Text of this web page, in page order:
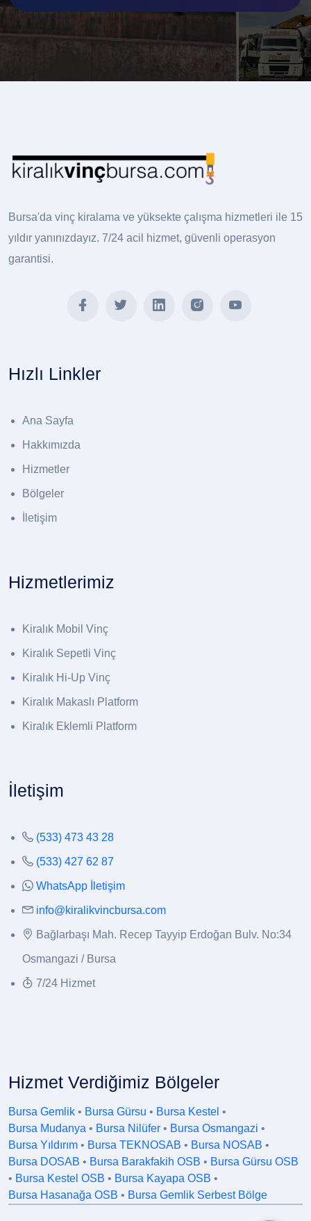
Bursa'da vinç kiralama ve yüksekte çalışma hizmetleri ile 15
yıldır yanınızdayız. 7/24 acil hizmet, güvenli operasyon
garantisi.
Hızlı Linkler
Ana Sayfa
Hakkımızda
Hizmetler
Bölgeler
İletişim
Hizmetlerimiz
Kiralık Mobil Vinç
Kiralık Sepetli Vinç
Kiralık Hi-Up Vinç
Kiralık Makaslı Platform
Kiralık Eklemli Platform
İletişim
(533) 473 43 28
(533) 427 62 87
WhatsApp İletişim
info@kiralikvincbursa.com
Bağlarbaşı Mah. Recep Tayyip Erdoğan Bulv. No:34
Osmangazi / Bursa
7/24 Hizmet
Hizmet Verdiğimiz Bölgeler
Bursa Gemlik • Bursa Gürsu • Bursa Kestel •
Bursa Mudanya • Bursa Nilüfer • Bursa Osmangazi •
Bursa Yıldırım • Bursa TEKNOSAB • Bursa NOSAB •
Bursa DOSAB • Bursa Barakfakih OSB • Bursa Gürsu OSB
• Bursa Kestel OSB • Bursa Kayapa OSB •
Bursa Hasanağa OSB • Bursa Gemlik Serbest Bölge